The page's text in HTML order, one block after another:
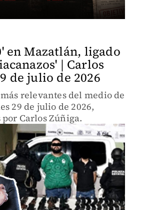
en Mazatlán, ligado
| Carlos
de julio de 2026
relevantes del medio de
29 de julio de 2026,
Carlos Zúñiga.